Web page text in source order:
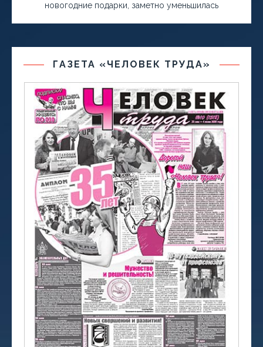
новогодние подарки, заметно уменьшилась
ГАЗЕТА «ЧЕЛОВЕК ТРУДА»